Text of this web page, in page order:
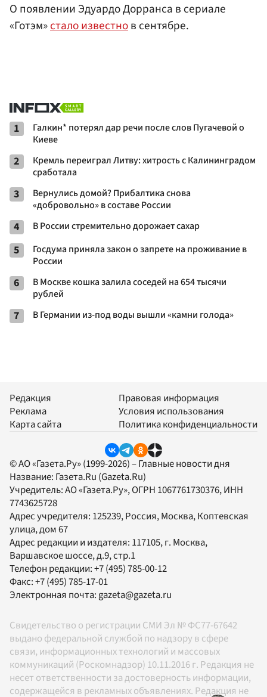
О появлении Эдуардо Дорранса в сериале
«Готэм»стало известнов сентябре.
1
Галкин* потерял дар речи после слов Пугачевой о
Киеве
2
Кремль переиграл Литву: хитрость с Калининградом
сработала
3
Вернулись домой? Прибалтика снова
«добровольно» в составе России
4 В России стремительно дорожает сахар
5
Госдума приняла закон о запрете на проживание в
России
6
В Москве кошка залила соседей на 654 тысячи
рублей
7 В Германии из-под воды вышли «камни голода»
Редакция
Реклама
Карта сайта
Правовая информация
Условия использования
Политика конфиденциальности
© АО «Газета.Ру» (1999-2026) – Главные новости дня
Название: Газета.Ru (Gazeta.Ru)
Учредитель:АО «Газета.Ру», ОГРН 1067761730376, ИНН
7743625728
Адрес учредителя: 125239, Россия, Москва, Коптевская
улица, дом 67
Адрес редакции и издателя: 117105, г. Москва,
Варшавское шоссе, д.9, стр.1
Телефон редакции:+7 (495) 785-00-12
Факс:+7 (495) 785-17-01
Электронная почта:gazeta@gazeta.ru
Свидетельство о регистрации СМИ Эл № ФС77-67642
выдано федеральной службой по надзору в сфере
связи, информационных технологий и массовых
коммуникаций (Роскомнадзор) 10.11.2016 г. Редакция не
несет ответственности за достоверность информации,
содержащейся в рекламных объявлениях. Редакция не